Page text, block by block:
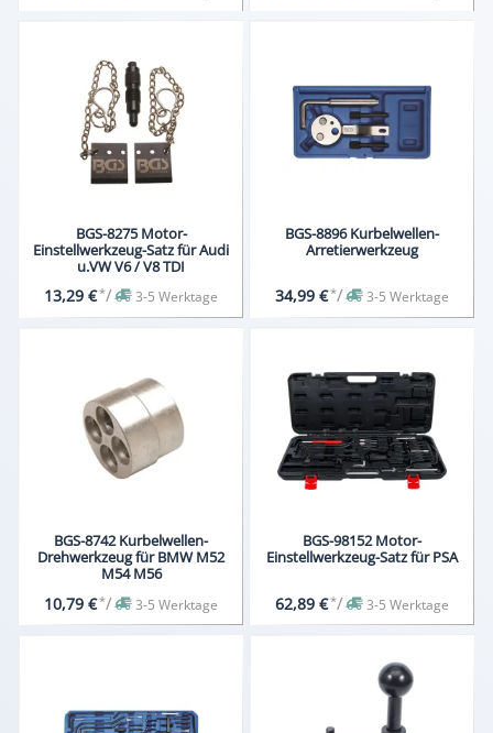
BGS-8275 Motor-
Einstellwerkzeug-Satz für Audi
u.VW V6 / V8 TDI
13,29 €*/ 3-5 Werktage
BGS-8896 Kurbelwellen-
Arretierwerkzeug
34,99 €*/ 3-5 Werktage
BGS-8742 Kurbelwellen-
Drehwerkzeug für BMW M52
M54 M56
10,79 €*/ 3-5 Werktage
BGS-98152 Motor-
Einstellwerkzeug-Satz für PSA
62,89 €*/ 3-5 Werktage